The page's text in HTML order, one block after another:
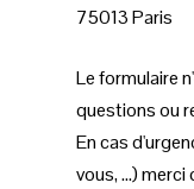
75013 Paris
Le formulaire
questions ou
En cas
vous, ...)